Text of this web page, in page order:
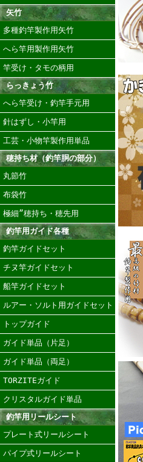
矢竹
多種釣竿製作用矢竹
へら竿用製作用矢竹
竿受け・タモの柄用
らっきょう竹
へら竿受け・釣竿手元用
針はずし・小竿用
工芸・小物竿製作用単品
穂持ち材（釣竿胴の部分）
丸節竹
布袋竹
極細”穂持ち・穂先用
釣竿用ガイド各種
釣竿ガイドセット
チヌ竿ガイドセット
船竿ガイドセット
ルアー・ソルト用ガイドセット
トップガイド
ガイド単品（片足）
ガイド単品（両足）
TORZITEガイド
クリスタルガイド単品
釣竿用リールシート
プレート式リールシート
パイプ式リールシート